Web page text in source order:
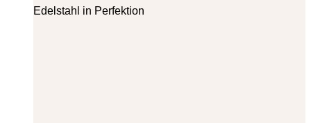
Edelstahl in Perfektion